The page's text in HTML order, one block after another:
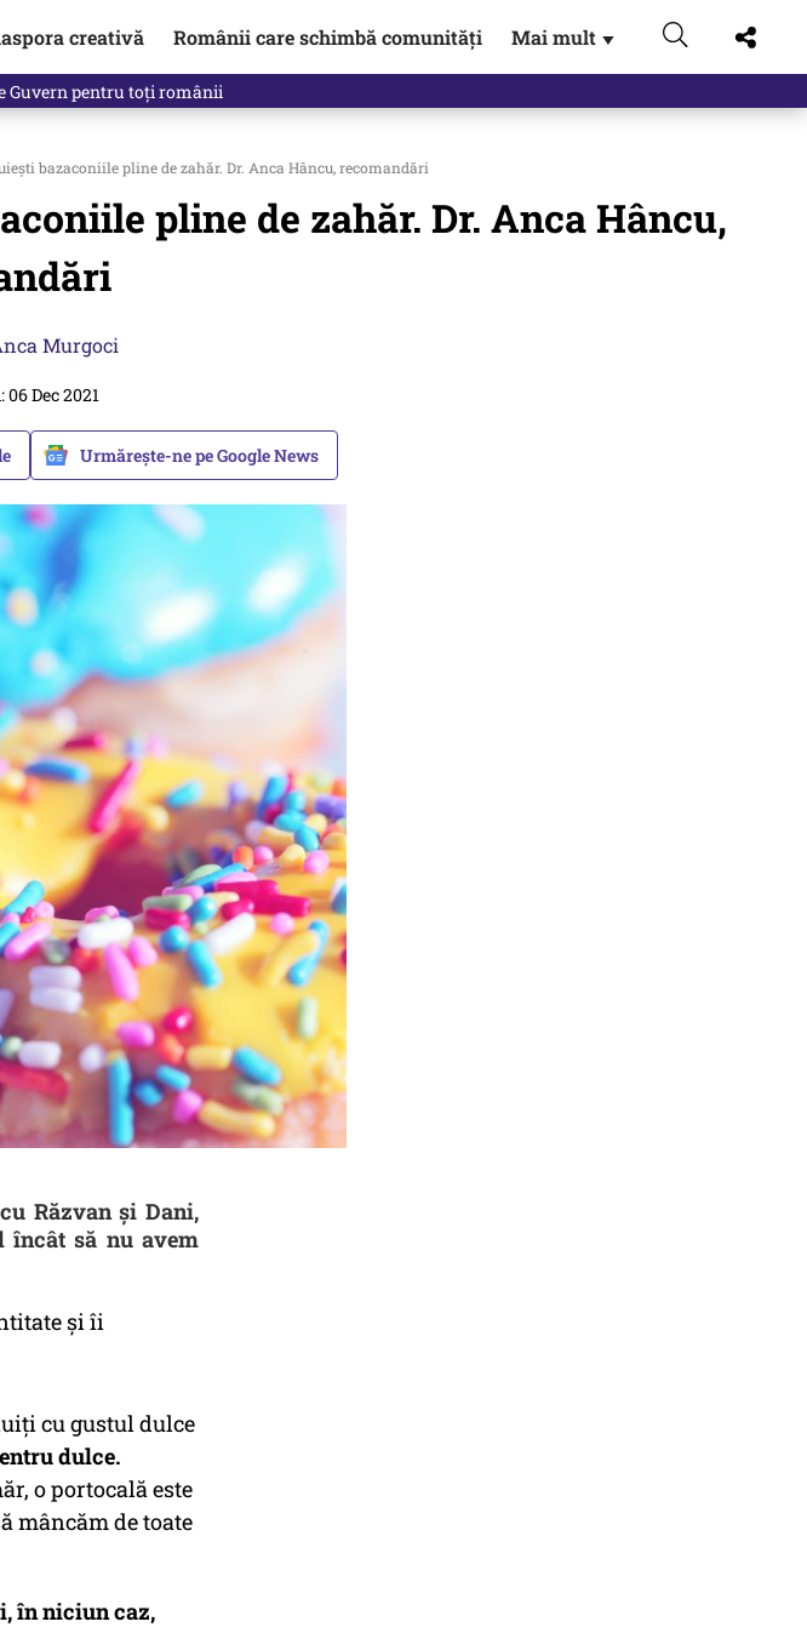
creativă Românii care schimbă comunități Mai mult ▼
Guvern pentru toți românii
bazaconiile pline de zahăr. Dr. Anca Hâncu, recomandări
pline de zahăr. Dr. Anca Hâncu,
Murgoci
Dec 2021
Urmărește-ne pe Google News
Răzvan și Dani,
încât să nu avem
și îi
cu gustul dulce
dulce.
o portocală este
mâncăm de toate
în niciun caz,